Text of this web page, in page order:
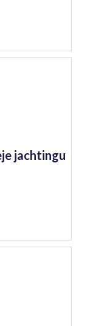
jachtingu